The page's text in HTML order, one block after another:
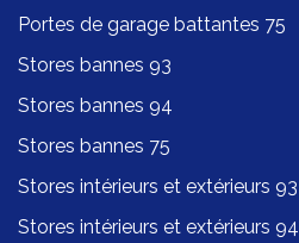
Portes de garage battantes 75
Stores bannes 93
Stores bannes 94
Stores bannes 75
Stores intérieurs et extérieurs 93
Stores intérieurs et extérieurs 94